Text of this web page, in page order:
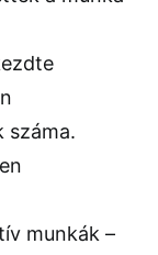
száma.
munkák –